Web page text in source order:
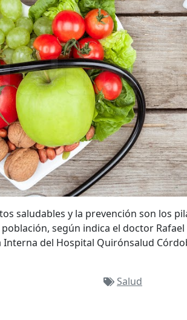
saludables y la prevención son los
según indica el doctor
Interna del Hospital Quirónsalud
Salud